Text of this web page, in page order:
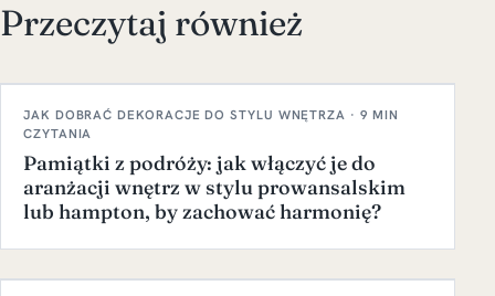
Przeczytaj również
JAK DOBRAĆ DEKORACJE DO STYLU WNĘTRZA · 9 MIN
CZYTANIA
Pamiątki z podróży: jak włączyć je do
aranżacji wnętrz w stylu prowansalskim
lub hampton, by zachować harmonię?